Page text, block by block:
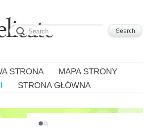
STRONA
MAPA STRONY
STRONA GŁÓWNA
JUST ANOTHER WORDPRESS SITE